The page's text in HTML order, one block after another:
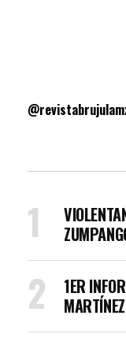
1ER